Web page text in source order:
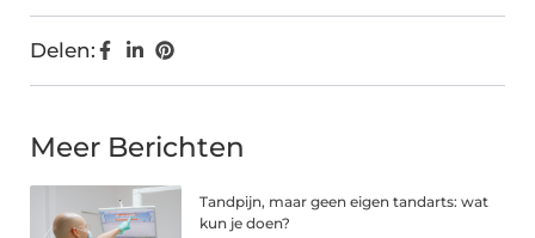
Delen:
Meer Berichten
Tandpijn, maar geen eigen tandarts: wat
kun je doen?